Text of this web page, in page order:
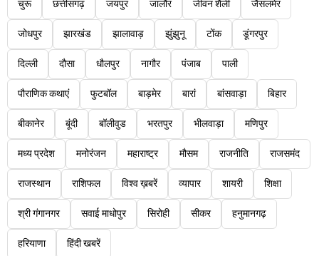
चुरू छत्तीसगढ़ जयपुर जालौर जीवन शैली जैसलमेर
जोधपुर झारखंड झालावाड़ झुंझुनू टोंक डूंगरपुर
दिल्ली दौसा धौलपुर नागौर पंजाब पाली
पौराणिक कथाएं फुटबॉल बाड़मेर बारां बांसवाड़ा बिहार
बीकानेर बूंदी बॉलीवुड भरतपुर भीलवाड़ा मणिपुर
मध्य प्रदेश मनोरंजन महाराष्ट्र मौसम राजनीति राजसमंद
राजस्थान राशिफल विश्व ख़बरें व्यापार शायरी शिक्षा
श्री गंगानगर सवाई माधोपुर सिरोही सीकर हनुमानगढ़
हरियाणा हिंदी खबरें